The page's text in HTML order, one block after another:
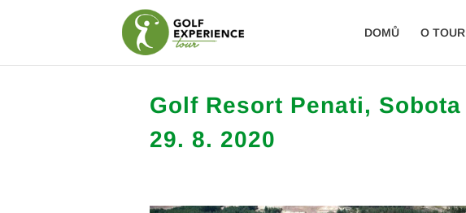
DOMŮ O TOUR
Golf Resort Penati, Sobota
29. 8. 2020